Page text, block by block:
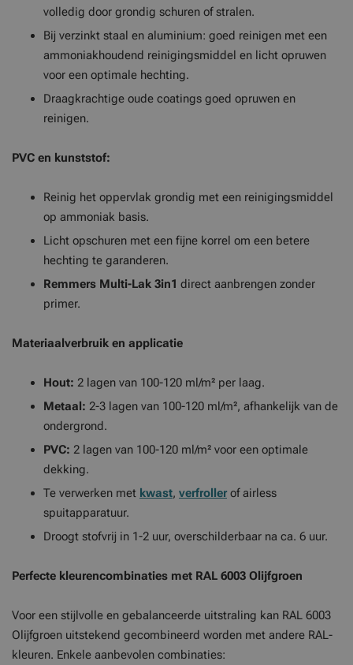
volledig door grondig schuren of stralen.
Bij verzinkt staal en aluminium: goed reinigen met een
ammoniakhoudend reinigingsmiddel en licht opruwen
voor een optimale hechting.
Draagkrachtige oude coatings goed opruwen en
reinigen.
PVC en kunststof:
Reinig het oppervlak grondig met een reinigingsmiddel
op ammoniak basis.
Licht opschuren met een fijne korrel om een betere
hechting te garanderen.
Remmers Multi-Lak 3in1 direct aanbrengen zonder
primer.
Materiaalverbruik en applicatie
Hout: 2 lagen van 100-120 ml/m² per laag.
Metaal: 2-3 lagen van 100-120 ml/m², afhankelijk van de
ondergrond.
PVC: 2 lagen van 100-120 ml/m² voor een optimale
dekking.
Te verwerken met kwast, verfroller of airless
spuitapparatuur.
Droogt stofvrij in 1-2 uur, overschilderbaar na ca. 6 uur.
Perfecte kleurencombinaties met RAL 6003 Olijfgroen
Voor een stijlvolle en gebalanceerde uitstraling kan RAL 6003
Olijfgroen uitstekend gecombineerd worden met andere RAL-
kleuren. Enkele aanbevolen combinaties: